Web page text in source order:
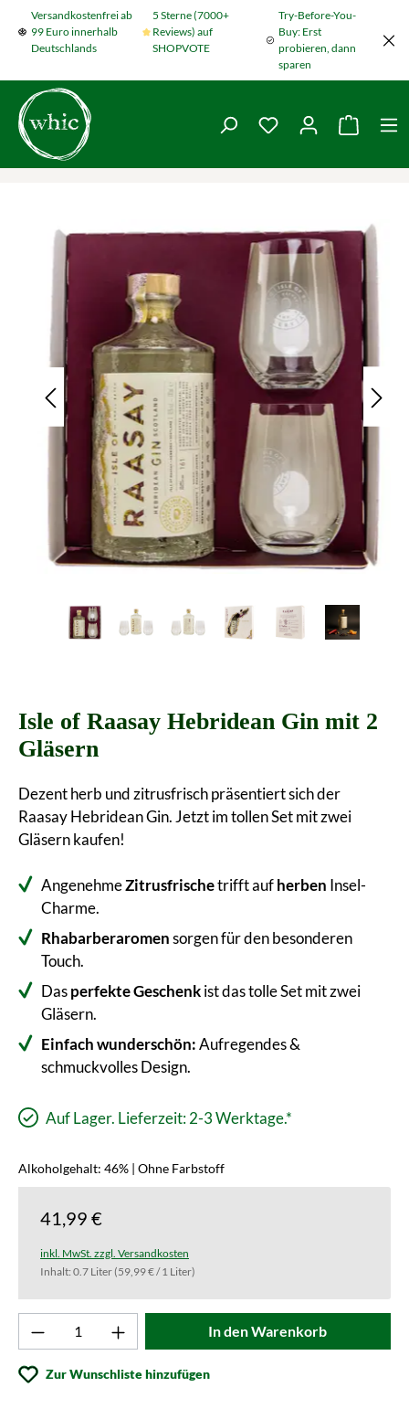
Zum Hauptinhalt springen
Versandkostenfrei ab
99 Euro innerhalb
Deutschlands
5 Sterne (7000+
Reviews) auf
SHOPVOTE
Try-Before-You-
Buy: Erst
probieren, dann
sparen
Du hast 0
Bildergalerie überspringen
Isle of Raasay Hebridean Gin mit 2
Gläsern
Dezent herb und zitrusfrisch präsentiert sich der
Raasay Hebridean Gin. Jetzt im tollen Set mit zwei
Gläsern kaufen!
AngenehmeZitrusfrischetrifft aufherben Insel-
Charme.
Rhabarberaromensorgen für den besonderen
Touch.
Dasperfekte Geschenkist das tolle Set mit zwei
Gläsern.
Einfach wunderschön:Aufregendes &
schmuckvolles Design.
Auf Lager. Lieferzeit: 2-3 Werktage.*
Alkoholgehalt: 46% | Ohne Farbstoff
41,99 €
inkl. MwSt. zzgl. Versandkosten
Inhalt: 0.7 Liter(59,99 € / 1 Liter)
Produkt Anzahl: Gib den gewünschten
In den Warenkorb
Zur Wunschliste hinzufügen